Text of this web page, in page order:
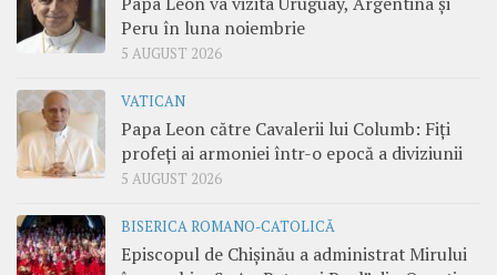
Peru în luna noiembrie
5 AUGUST 2026
VATICAN
Papa Leon către Cavalerii lui Columb: Fiți
profeți ai armoniei într-o epocă a diviziunii
5 AUGUST 2026
BISERICA ROMANO-CATOLICĂ
Episcopul de Chișinău a administrat Mirului